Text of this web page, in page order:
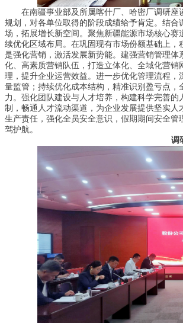
在南疆事业部及所属喀什厂、哈密厂调研座
规划，对各单位取得的阶段成绩给予肯定。结合
场，拓展增长新空间。 聚焦新疆能源市场核心赛
续优化区域布局。在巩固现有市场份额基础上，
是强化营销，激活发展新势能。 建强营销管理体
化、高素质营销队伍，打造立体化、全域化营销
理，提升企业运营效益。 进一步优化管理流程，
量监管；持续优化成本结构，精准识别盈亏点，
力。 强化团队建设与人才培养，构建科学完善
制，畅通人才流动渠道，为企业发展提供坚实人
生产责任，强化全员安全意识，假期期间安全
驾护航。
调